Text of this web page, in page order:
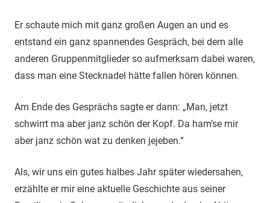
Er schaute mich mit ganz großen Augen an und es
entstand ein ganz spannendes Gespräch, bei dem alle
anderen Gruppenmitglieder so aufmerksam dabei waren,
dass man eine Stecknadel hätte fallen hören können.
Am Ende des Gesprächs sagte er dann: „Man, jetzt
schwirrt ma aber janz schön der Kopf. Da ham’se mir
aber janz schön wat zu denken jejeben.“
Als, wir uns ein gutes halbes Jahr später wiedersahen,
erzählte er mir eine aktuelle Geschichte aus seiner